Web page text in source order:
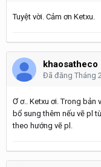
Tuyệt vời. Cảm ơn Ketxu.
khaosatheco
Đã đăng Tháng
Ơ ơ.. Ketxu ơi. Trong bản
bổ sung thêm nếu vẽ pl
theo hướng vẽ pl.